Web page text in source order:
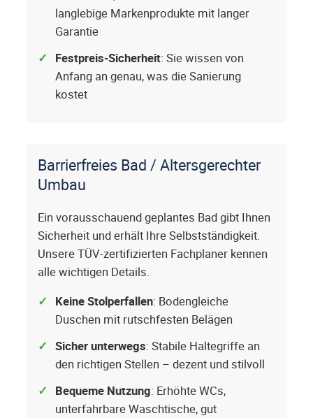
langlebige Markenprodukte mit langer
Garantie
Festpreis-Sicherheit: Sie wissen von
Anfang an genau, was die Sanierung
kostet
Barrierfreies Bad / Altersgerechter
Umbau
Ein vorausschauend geplantes Bad gibt Ihnen
Sicherheit und erhält Ihre Selbstständigkeit.
Unsere TÜV-zertifizierten Fachplaner kennen
alle wichtigen Details.
Keine Stolperfallen: Bodengleiche
Duschen mit rutschfesten Belägen
Sicher unterwegs: Stabile Haltegriffe an
den richtigen Stellen – dezent und stilvoll
Bequeme Nutzung: Erhöhte WCs,
unterfahrbare Waschtische, gut